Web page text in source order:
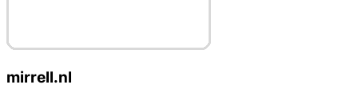
mirrell.nl